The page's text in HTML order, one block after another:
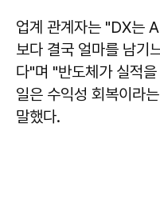
업계 관계자는 "DX는
보다 결국 얼마를 남기
다"며 "반도체가 실적
일은 수익성 회복이라
말했다.